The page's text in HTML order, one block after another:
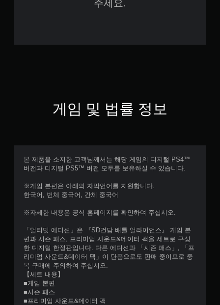
주세요.
게임 및 법률 정보
본 제품을 소지한 고객님께서는 해당 게임의 디지털 PS4™
버전과 디지털 PS5™ 버전 모두를 보유하실 수 있습니다.
※게임 본편은 아래의 자막언어를 지원합니다.
한국어, 번체 중국어, 간체 중국어
※자세한 내용은 공식 홈페이지를 확인하여 주십시오.
「얼티밋 에디션」은 『SD건담 배틀 얼라이언스』 게임 본
편과 시즌 패스, 프리미엄 사운드&데이터 팩을 세트로 구성
한 디지털 한정판입니다. 다른 에디션과 「시즌 패스」, 「프
리미엄 사운드&데이터 팩」이 단품으로도 판매 중이므로 중
복 구매에 주의하여 주십시오.
【세트 내용】
■게임 본편
■시즌 패스
■프리미엄 사운드&데이터 팩